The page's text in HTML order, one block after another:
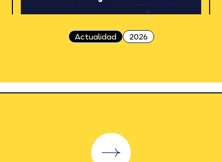
Actualidad 2026